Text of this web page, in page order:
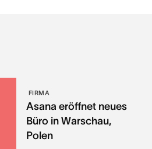
FIRMA
Asana eröffnet neues
Büro in Warschau,
Polen